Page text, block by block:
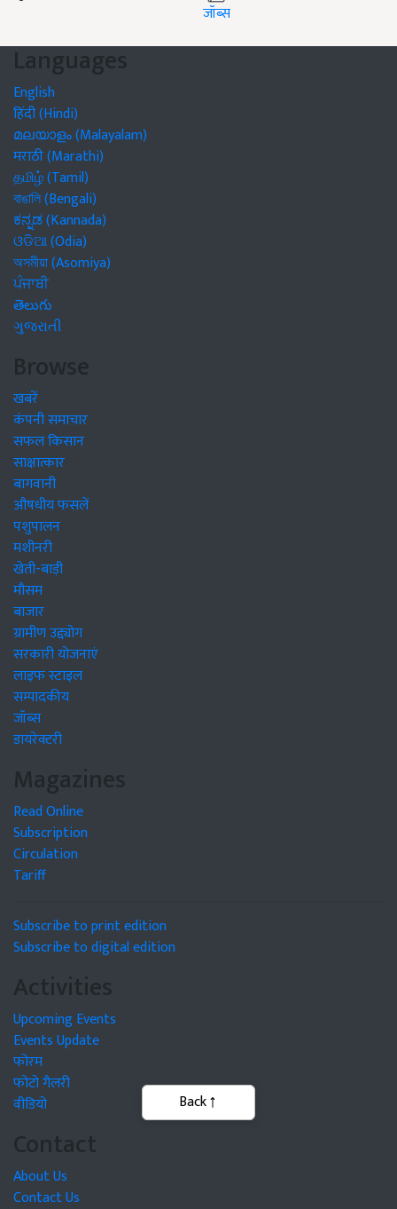
जॉब्स
Languages
English
हिंदी (Hindi)
മലയാളം (Malayalam)
मराठी (Marathi)
தமிழ் (Tamil)
বাঙালি (Bengali)
ಕನ್ನಡ (Kannada)
ଓଡିଆ (Odia)
অসমীয়া (Asomiya)
ਪੰਜਾਬੀ
తెలుగు
ગુજરાતી
Browse
खबरें
कंपनी समाचार
सफल किसान
साक्षात्कार
बागवानी
औषधीय फसलें
पशुपालन
मशीनरी
खेती-बाड़ी
मौसम
बाजार
ग्रामीण उद्द्योग
सरकारी योजनाएं
लाइफ स्टाइल
सम्पादकीय
जॉब्स
डायरेक्टरी
Magazines
Read Online
Subscription
Circulation
Tariff
Subscribe to print edition
Subscribe to digital edition
Activities
Upcoming Events
Events Update
फोरम
फोटो गैलरी
वीडियो
Contact
About Us
Contact Us